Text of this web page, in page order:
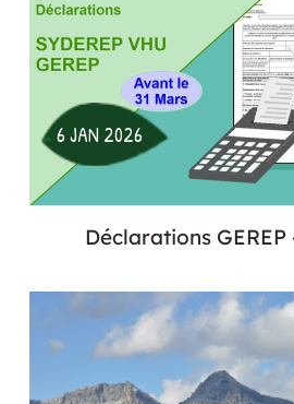
6 JAN 2026
Déclarations GEREP